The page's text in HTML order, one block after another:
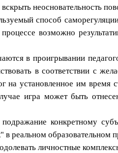
неосновательность
способ
возможно
в проигрывании
в соответствии с
установленное им время
игра может быть
подражание конкретному
реальном образовательном
личностные